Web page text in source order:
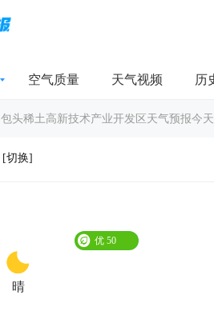
空气质量 天气视频 历
包头稀土高新技术产业开发区天气预报今天
[切换]
晴
优 50